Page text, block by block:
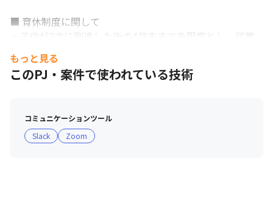
■ 育休制度に関して
・子供が2才に到達した後の4月末までを限度とし、従業
員が申し出た期間で休職することが可能な育児休職制度を
導入しています
・2020年度の男性育休取得率は24％です（対象年度に育
もっと見る
このPJ・案件で使われている技術
コミュニケーションツール
Slack
Zoom